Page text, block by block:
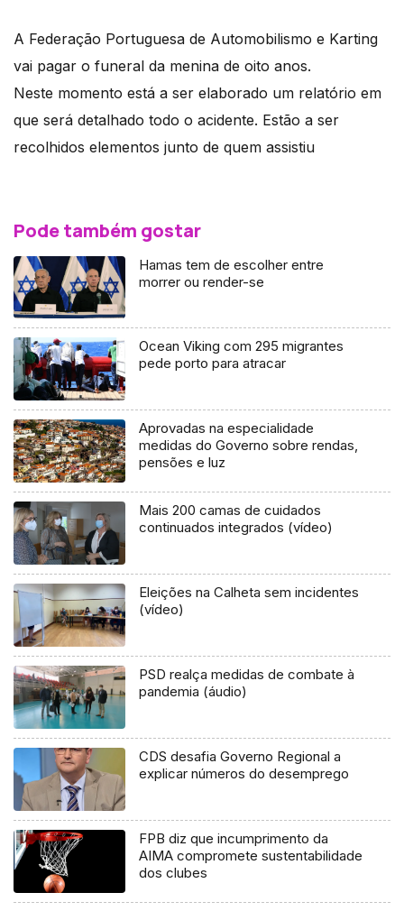
A Federação Portuguesa de Automobilismo e Karting
vai pagar o funeral da menina de oito anos.
Neste momento está a ser elaborado um relatório em
que será detalhado todo o acidente. Estão a ser
recolhidos elementos junto de quem assistiu
Pode também gostar
Hamas tem de escolher entre
morrer ou render-se
Ocean Viking com 295 migrantes
pede porto para atracar
Aprovadas na especialidade
medidas do Governo sobre rendas,
pensões e luz
Mais 200 camas de cuidados
continuados integrados (vídeo)
Eleições na Calheta sem incidentes
(vídeo)
PSD realça medidas de combate à
pandemia (áudio)
CDS desafia Governo Regional a
explicar números do desemprego
FPB diz que incumprimento da
AIMA compromete sustentabilidade
dos clubes